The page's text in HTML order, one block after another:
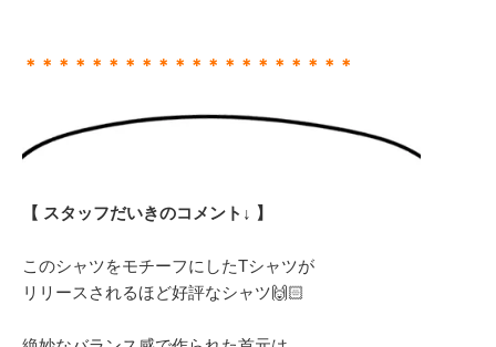
＊＊＊＊＊＊＊＊＊＊＊＊＊＊＊＊＊＊＊＊
【 スタッフだいきのコメント↓ 】
このシャツをモチーフにしたTシャツが
リリースされるほど好評なシャツ🙌🏻